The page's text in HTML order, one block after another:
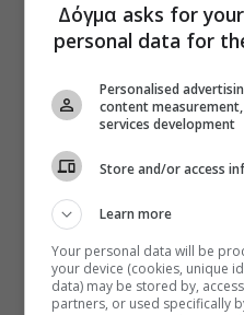
Δόγμα asks for
personal data for
Personalised
content
services development
Store and/or access
Learn more
Your personal data will be
your device (cookies, unique
data) may be stored by,
partners, or used specifically